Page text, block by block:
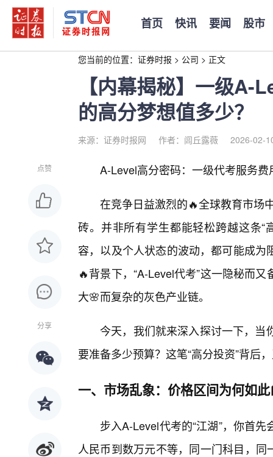
首页 快讯 要闻 股市
您当前的位置： 证券时报 > 公司 > 正文
【内幕揭秘】一级A-
的高分梦想值多少？
来源：证券时报网 作者：闾丘露薇 2026-02-
点赞
分享
A-Level高分密码：一级代考服务
在竞争日益激烈的🔥全球教育市场
砖。并非所有学生都能轻松跨越这条
容，以及个人状态的波动，都可能成
🔥背景下，“A-Level代考”这一隐秘而
大🌸而复杂的灰色产业链。
今天，我们就来深入探讨一下，当
要准备多少预算？这笔“高分投资”背后
一、市场乱象：价格区间为何如
步入A-Level代考的“江湖”，你首
人民币到数万元不等，同一门科目，